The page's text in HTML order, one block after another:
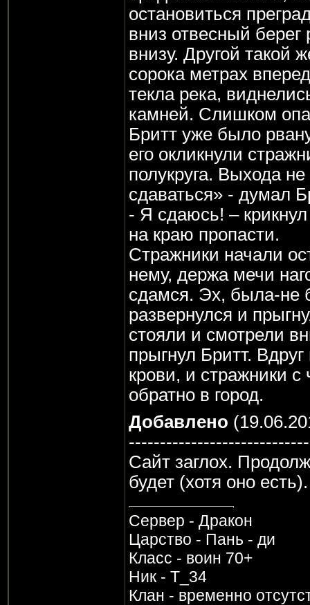
остановиться
вниз отвесный берег
внизу. Другой такой
сорока метрах
текла река,
камней. Слишком
Бритт уже было
его окликнули
полукруга. Выхода
сдаваться» - думал
- Я сдаюсь! –
на краю пропасти.
Стражники начали
нему, держа мечи
сдамся. Эх, была-не
развернулся и
стояли и смотрели
прыгнул Бритт.
крови, и стражники
обратно в город.
Добавлено
Сайт заглох.
будет (хотя оно есть).
Сервер - Дракон
Царство - Пань - ди
Класс - воин 70+
Ник - Т_34
Клан - временно